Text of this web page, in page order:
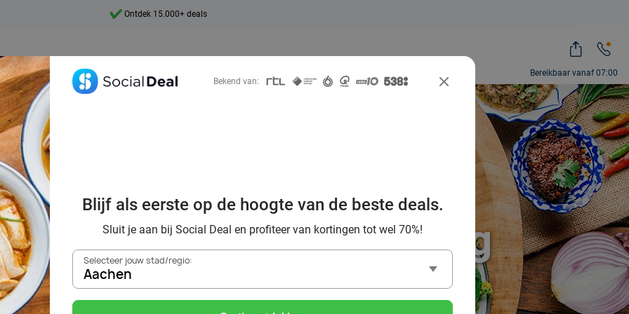
Bereikbaar vanaf 07:00
Ontdek 15.000+ deals
de beste Thaise
in Aachen en omgeving
Bekend van:
Blijf als eerste op de hoogte van de beste deals.
Sluit je aan bij Social Deal en profiteer van kortingen tot wel 70%!
Selecteer jouw stad/regio:
Aachen